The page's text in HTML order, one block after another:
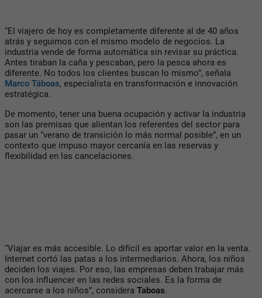
“El viajero de hoy es completamente diferente al de 40 años
atrás y seguimos con el mismo modelo de negocios. La
industria vende de forma automática sin revisar su práctica.
Antes tiraban la caña y pescaban, pero la pesca ahora es
diferente. No todos los clientes buscan lo mismo”, señala
Marco Táboas, especialista en transformación e innovación
estratégica.
De momento, tener una buena ocupación y activar la industria
son las premisas que alientan los referentes del sector para
pasar un “verano de transición lo más normal posible”, en un
contexto que impuso mayor cercanía en las reservas y
flexibilidad en las cancelaciones.
“Viajar es más accesible. Lo difícil es aportar valor en la venta.
Internet cortó las patas a los intermediarios. Ahora, los niños
deciden los viajes. Por eso, las empresas deben trabajar más
con los influencer en las redes sociales. Es la forma de
acercarse a los niños”, considera Taboas.